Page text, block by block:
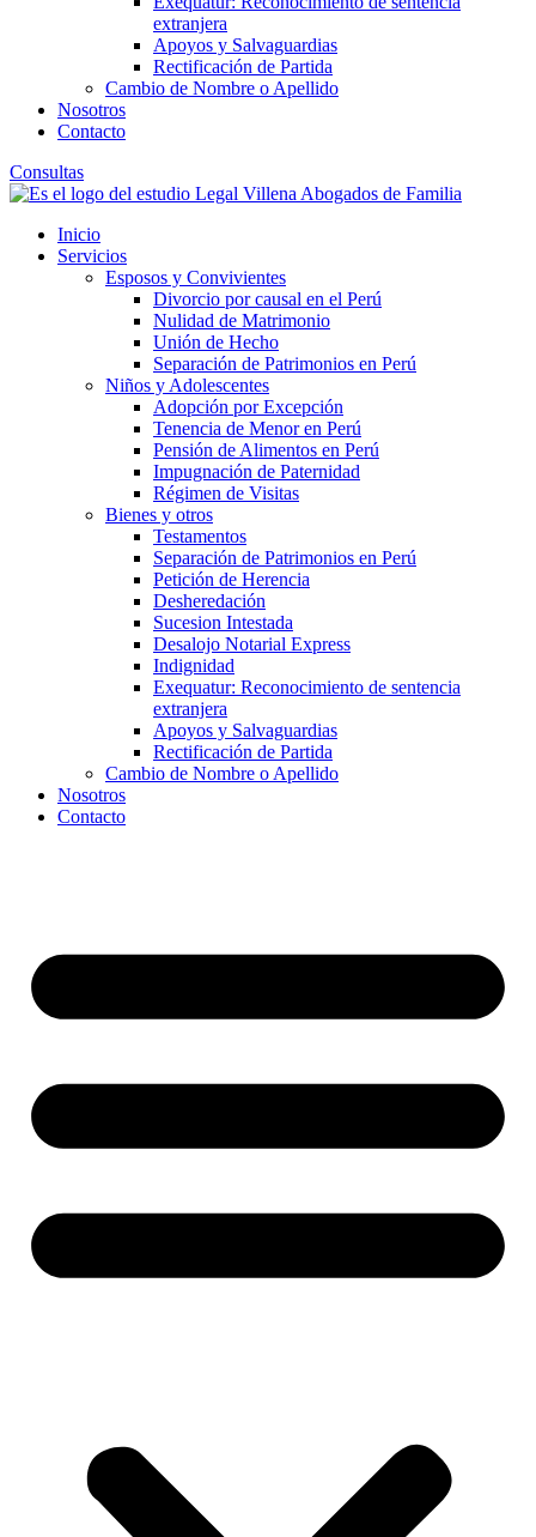
extranjera
Apoyos y Salvaguardias
Rectificación de Partida
Cambio de Nombre o Apellido
Nosotros
Contacto
Consultas
Inicio
Servicios
Esposos y Convivientes
Divorcio por causal en el Perú
Nulidad de Matrimonio
Unión de Hecho
Separación de Patrimonios en Perú
Niños y Adolescentes
Adopción por Excepción
Tenencia de Menor en Perú
Pensión de Alimentos en Perú
Impugnación de Paternidad
Régimen de Visitas
Bienes y otros
Testamentos
Separación de Patrimonios en Perú
Petición de Herencia
Desheredación
Sucesion Intestada
Desalojo Notarial Express
Indignidad
Exequatur: Reconocimiento de sentencia
extranjera
Apoyos y Salvaguardias
Rectificación de Partida
Cambio de Nombre o Apellido
Nosotros
Contacto